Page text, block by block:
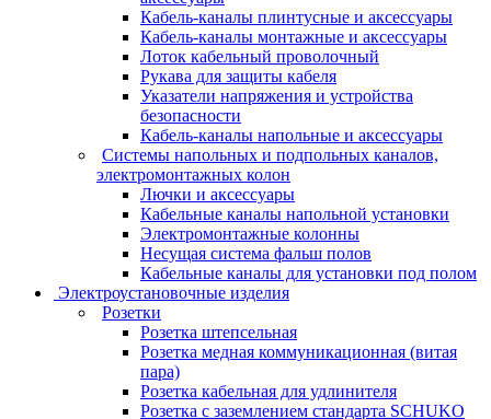
Кабель-каналы плинтусные и аксессуары
Кабель-каналы монтажные и аксессуары
Лоток кабельный проволочный
Рукава для защиты кабеля
Указатели напряжения и устройства
безопасности
Кабель-каналы напольные и аксессуары
Системы напольных и подпольных каналов,
электромонтажных колон
Лючки и аксессуары
Кабельные каналы напольной установки
Электромонтажные колонны
Несущая система фальш полов
Кабельные каналы для установки под полом
Электроустановочные изделия
Розетки
Розетка штепсельная
Розетка медная коммуникационная (витая
пара)
Розетка кабельная для удлинителя
Розетка с заземлением стандарта SCHUKO